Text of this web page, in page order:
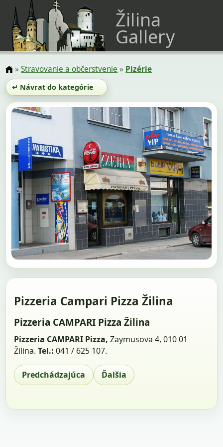
Žilina
Gallery
»Stravovanie a občerstvenie » Pizérie
↵ Návrat do kategórie
Pizzeria Campari Pizza Žilina
Pizzeria CAMPARI Pizza Žilina
Pizzeria CAMPARI Pizza, Zaymusova 4, 010 01
Žilina.Tel.: 041 / 625 107.
Predchádzajúca Ďalšia